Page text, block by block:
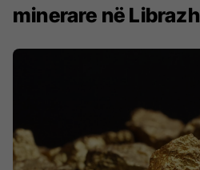
minerare në